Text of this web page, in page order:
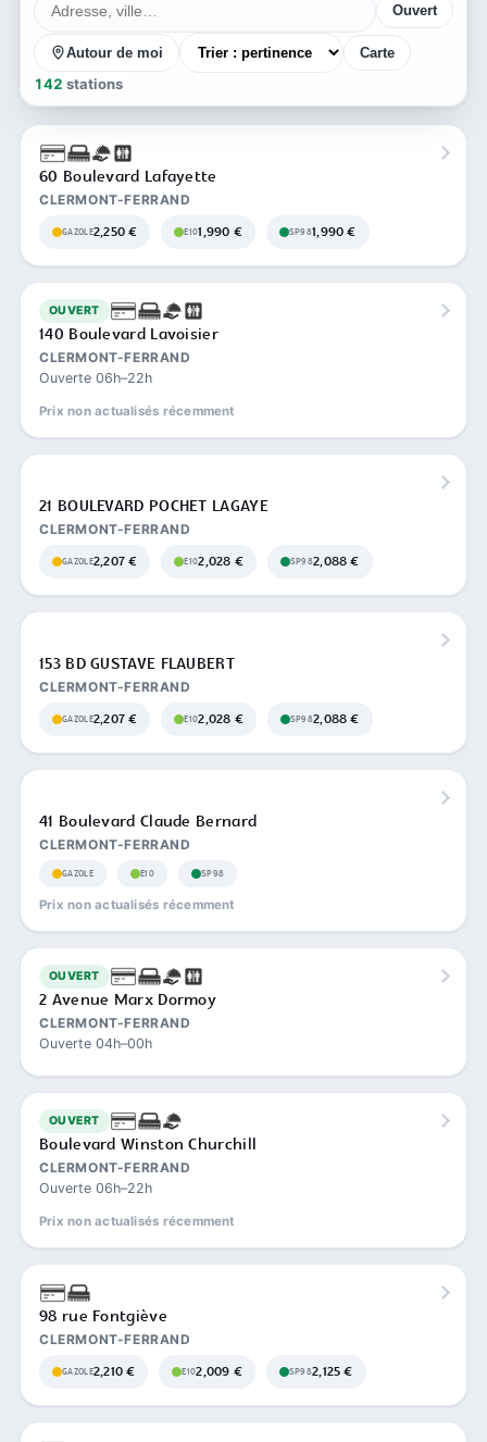
Ouvert
Autour de moi Carte
142 stations
60 Boulevard Lafayette
CLERMONT-FERRAND
GAZOLE2,250 € E101,990 € SP981,990 €
OUVERT
140 Boulevard Lavoisier
CLERMONT-FERRAND
Ouverte 06h–22h
Prix non actualisés récemment
21 BOULEVARD POCHET LAGAYE
CLERMONT-FERRAND
GAZOLE2,207 € E102,028 € SP982,088 €
153 BD GUSTAVE FLAUBERT
CLERMONT-FERRAND
GAZOLE2,207 € E102,028 € SP982,088 €
41 Boulevard Claude Bernard
CLERMONT-FERRAND
GAZOLE E10 SP98
Prix non actualisés récemment
OUVERT
2 Avenue Marx Dormoy
CLERMONT-FERRAND
Ouverte 04h–00h
OUVERT
Boulevard Winston Churchill
CLERMONT-FERRAND
Ouverte 06h–22h
Prix non actualisés récemment
98 rue Fontgiève
CLERMONT-FERRAND
GAZOLE2,210 € E102,009 € SP982,125 €